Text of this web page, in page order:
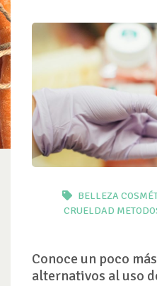
BELLEZA
CRUELDAD
Conoce un poco
alternativos al uso